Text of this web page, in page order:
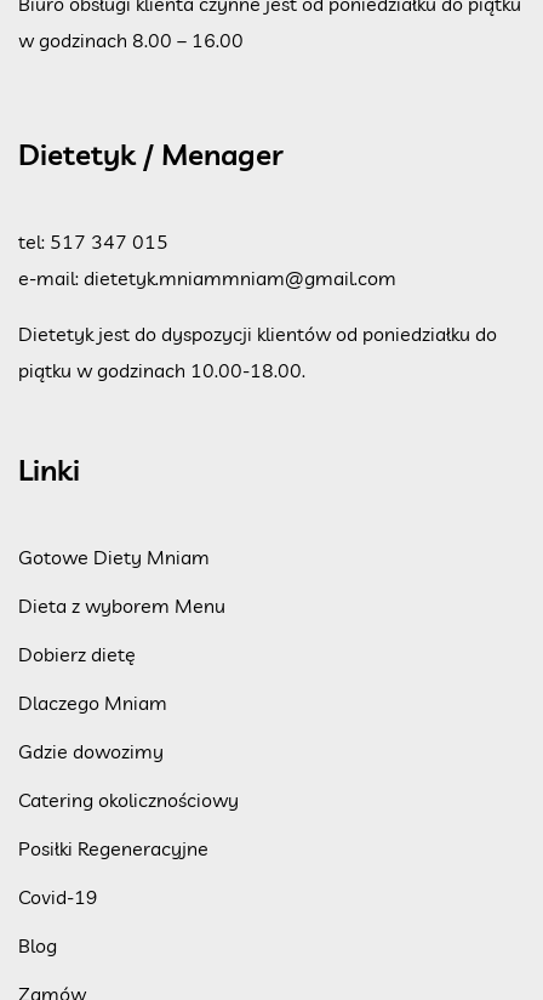
w godzinach 8.00 – 16.00
Dietetyk / Menager
tel: 517 347 015
e-mail: dietetyk.mniammniam@gmail.com
Dietetyk jest do dyspozycji klientów od poniedziałku do
piątku w godzinach 10.00-18.00.
Linki
Gotowe Diety Mniam
Dieta z wyborem Menu
Dobierz dietę
Dlaczego Mniam
Gdzie dowozimy
Catering okolicznościowy
Posiłki Regeneracyjne
Covid-19
Blog
Zamów